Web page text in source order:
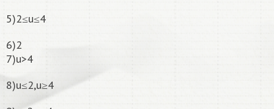
5)2≤u≤4
6)2
7)u>4
8)u≤2,u≥4